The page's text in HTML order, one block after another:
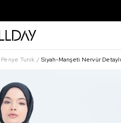
Penye Tunik Siyah-Manşeti Nervür Detaylı